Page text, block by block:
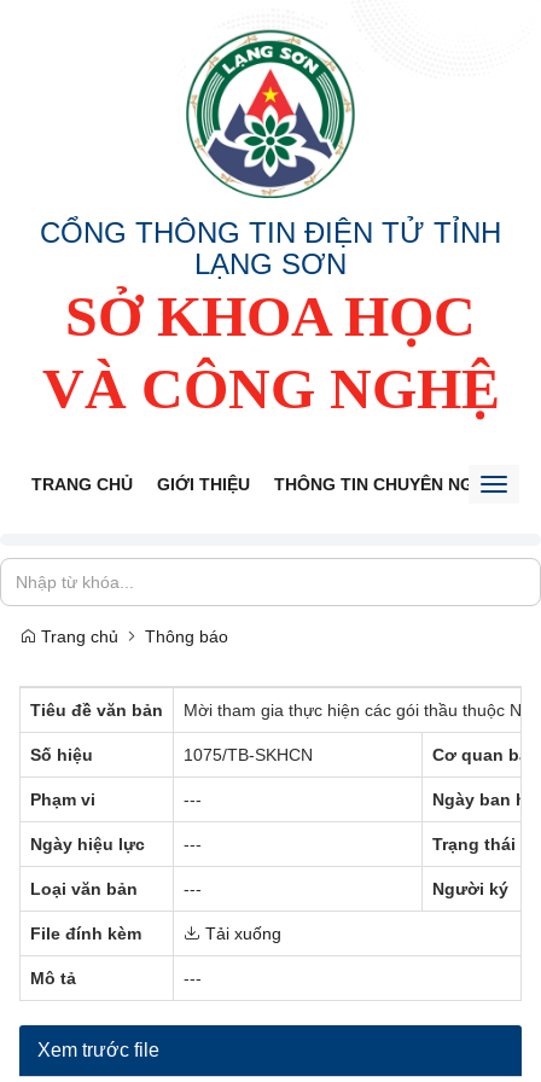
CỔNG THÔNG TIN ĐIỆN TỬ TỈNH
LẠNG SƠN
SỞ KHOA HỌC
VÀ CÔNG NGHỆ
TRANG CHỦ GIỚI THIỆU THÔNG TIN CHUYÊN NGÀNH
Trang chủ Thông báo
Tiêu đề văn bản Mời tham gia thực hiện các gói thầu thuộc
Số hiệu 1075/TB-SKHCN Cơ quan
Phạm vi --- Ngày ban
Ngày hiệu lực --- Trạng thái
Loại văn bản --- Người ký
File đính kèm Tải xuống
Mô tả ---
Xem trước file